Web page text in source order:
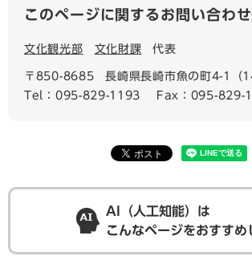
このページに関するお問い合わ
文化観光部 文化財課 代表
〒850-8685
長崎県長崎市魚の町4-1（
Tel：095-829-1193
Fax：095-829-
AI（人工知能）は
こんなページをおすすめ